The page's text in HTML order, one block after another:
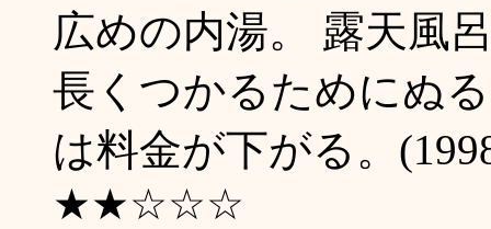
広めの内湯。 露天風
長くつかるためにぬ
は料金が下がる。
★★☆☆☆